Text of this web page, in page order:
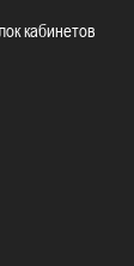
кабинетов